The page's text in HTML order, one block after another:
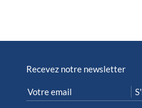
Recevez notre newsletter